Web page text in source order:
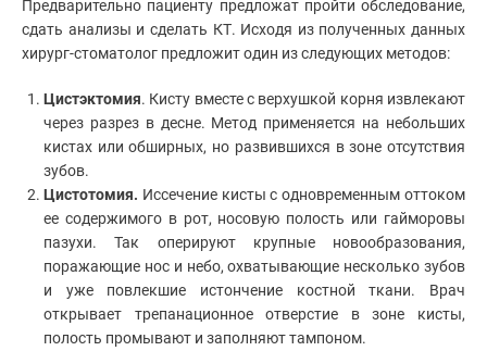
Предварительно пациенту предложат пройти обследование,
сдать анализы и сделать КТ. Исходя из полученных данных
хирург-стоматолог предложит один из следующих методов:
Цистэктомия. Кисту вместе с верхушкой корня извлекают
через разрез в десне. Метод применяется на небольших
кистах или обширных, но развившихся в зоне отсутствия
зубов.
Цистотомия. Иссечение кисты с одновременным оттоком
ее содержимого в рот, носовую полость или гайморовы
пазухи. Так оперируют крупные новообразования,
поражающие нос и небо, охватывающие несколько зубов
и уже повлекшие истончение костной ткани. Врач
открывает трепанационное отверстие в зоне кисты,
полость промывают и заполняют тампоном.